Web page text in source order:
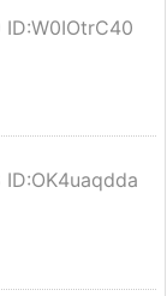
ID:W0IOtrC40